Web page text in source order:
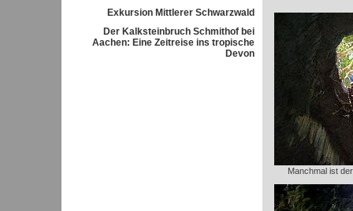
Exkursion Mittlerer Schwarzwald
Der Kalksteinbruch Schmithof bei
Aachen: Eine Zeitreise ins tropische
Devon
Manchmal ist